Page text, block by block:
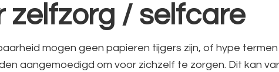
zelfzorg / selfcare
mogen geen papieren tijgers zijn, of hype
aangemoedigd om voor zichzelf te zorgen. Dit kan